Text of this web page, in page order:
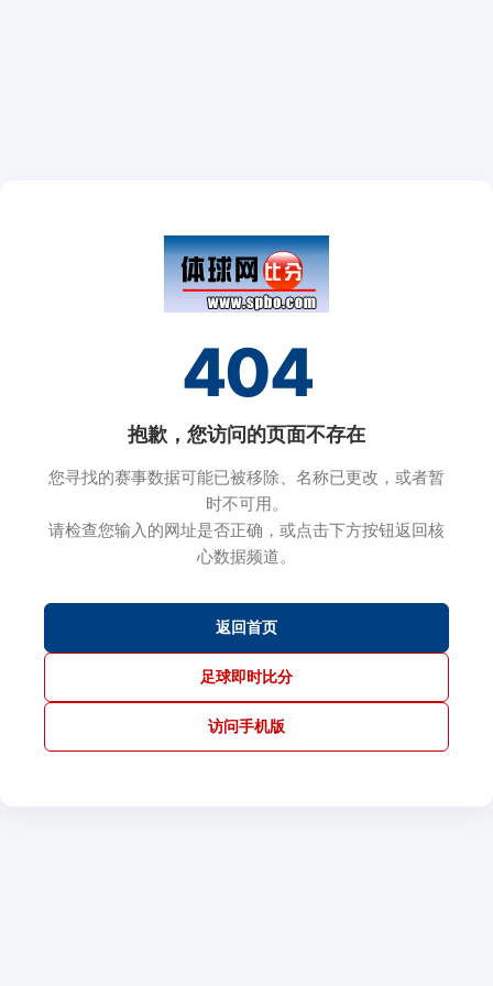
404
抱歉，您访问的页面不存在
您寻找的赛事数据可能已被移除、名称已更改，或者暂
时不可用。
请检查您输入的网址是否正确，或点击下方按钮返回核
心数据频道。
返回首页
足球即时比分
访问手机版